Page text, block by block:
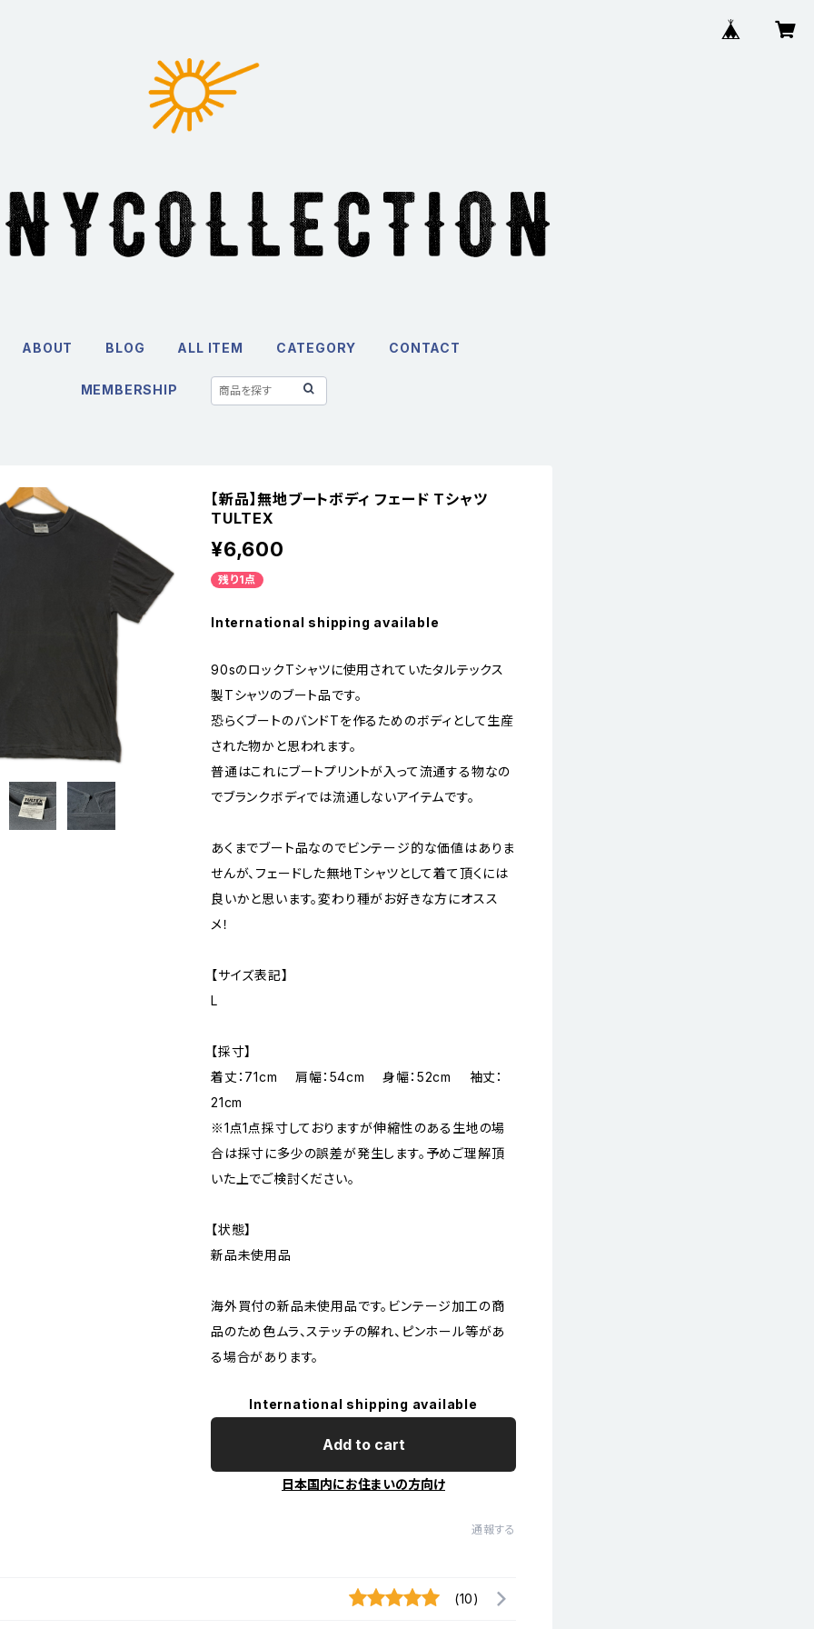
ABOUT BLOG ALL ITEM CATEGORY CONTACT
MEMBERSHIP
【新品】無地ブートボディ フェード Tシャツ
TULTEX
¥6,600
残り1点
International shipping available
90sのロックTシャツに使用されていたタルテックス
製Tシャツのブート品です。
恐らくブートのバンドTを作るためのボディとして生産
された物かと思われます。
普通はこれにブートプリントが入って流通する物なの
でブランクボディでは流通しないアイテムです。
あくまでブート品なのでビンテージ的な価値はありま
せんが、フェードした無地Tシャツとして着て頂くには
良いかと思います。変わり種がお好きな方にオスス
メ！
【サイズ表記】
L
【採寸】
着丈：71cm 肩幅：54cm 身幅：52cm 袖丈：
21cm
※1点1点採寸しておりますが伸縮性のある生地の場
合は採寸に多少の誤差が発生します。予めご理解頂
いた上でご検討ください。
【状態】
新品未使用品
海外買付の新品未使用品です。ビンテージ加工の商
品のため色ムラ、ステッチの解れ、ピンホール等があ
る場合があります。
International shipping available
Add to cart
日本国内にお住まいの方向け
通報する
(10)